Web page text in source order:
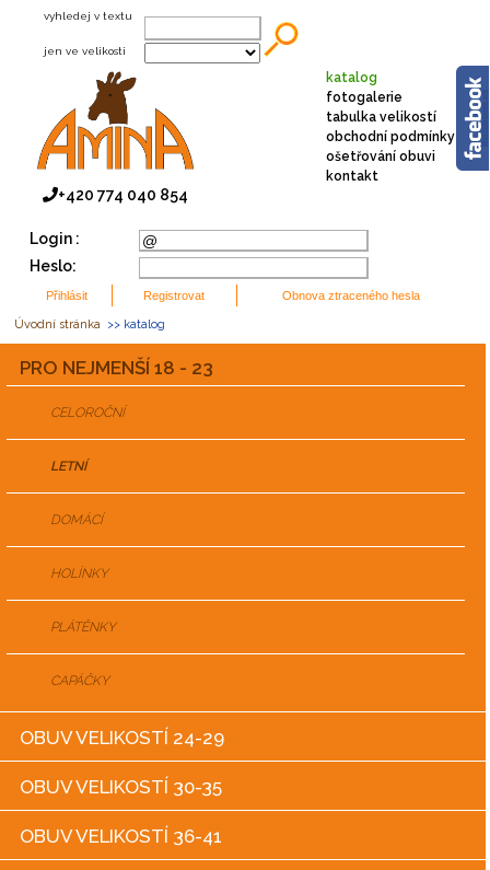
+420 774 040 854
vyhledej v textu
jen ve velikosti
Login :
Heslo:
Úvodní stránka >> katalog
katalog
fotogalerie
tabulka velikostí
obchodní podmínky
ošetřování obuvi
kontakt
PRO NEJMENŠÍ 18 - 23
CELOROČNÍ
LETNÍ
DOMÁCÍ
HOLÍNKY
PLÁTĚNKY
CAPÁČKY
OBUV VELIKOSTÍ 24-29
OBUV VELIKOSTÍ 30-35
OBUV VELIKOSTÍ 36-41